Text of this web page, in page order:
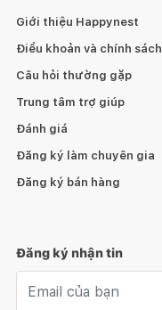
Giới thiệu Happynest
Điều khoản và chính sách
Câu hỏi thường gặp
Trung tâm trợ giúp
Đánh giá
Đăng ký làm chuyên gia
Đăng ký bán hàng
Đăng ký nhận tin